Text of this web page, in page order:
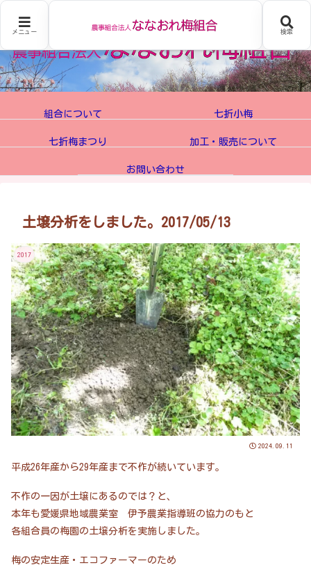
組合について 七折小梅
七折梅まつり 加工・販売について
お問い合わせ
土壌分析をしました。2017/05/13
2017
2024.09.11
平成26年産から29年産まで不作が続いています。
不作の一因が土壌にあるのでは？と、
本年も愛媛県地域農業室 伊予農業指導班の協力のもと
各組合員の梅園の土壌分析を実施しました。
梅の安定生産・エコファーマーのため
メニュー 検索